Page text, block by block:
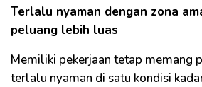
Terlalu nyaman dengan zona
peluang lebih luas
Memiliki pekerjaan tetap memang
terlalu nyaman di satu kondisi